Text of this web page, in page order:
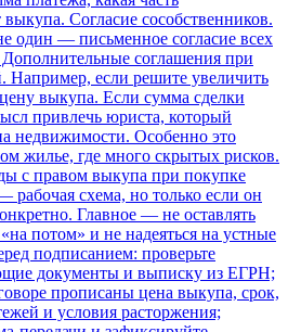
выкупа. Согласие сособственников.
один — письменное согласие всех
соглашения при
Например, если решите увеличить
выкупа. Если сумма сделки
привлечь юриста, который
недвижимости. Особенно это
жилье, где много скрытых рисков.
с правом выкупа при покупке
рабочая схема, но только если он
Главное — не оставлять
потом» и не надеяться на устные
подписанием: проверьте
документы и выписку из ЕГРН;
прописаны цена выкупа, срок,
и условия расторжения;